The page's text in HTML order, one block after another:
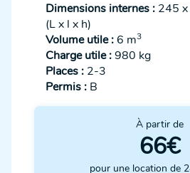
Dimensions internes : 245
(L x l x h)
Volume utile :6 m3
Charge utile :980 kg
Places : 2-3
Permis : B
À partir de
66€
pour une location de